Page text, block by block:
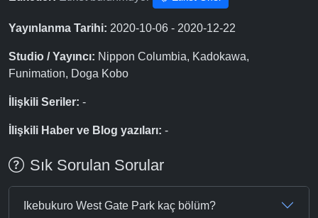
Yayınlanma Tarihi: 2020-10-06 - 2020-12-22
Studio / Yayıncı: Nippon Columbia, Kadokawa,
Funimation, Doga Kobo
İlişkili Seriler: -
İlişkili Haber ve Blog yazıları: -
Sık Sorulan Sorular
Ikebukuro West Gate Park kaç bölüm?